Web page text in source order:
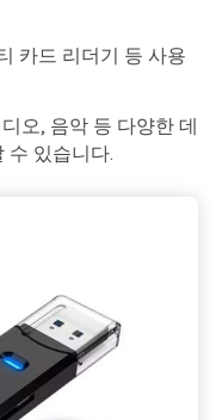
카드 리더기 등 사용
오, 음악 등 다양한 데
수 있습니다.